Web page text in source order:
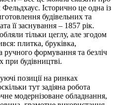
Фельдхаус. Історично це одна із
будівельних та
її заснування – 1857 рік.
тільки цеглу, але згодом
плитка, бруківка,
формування та безліч
при будівництві.
позиції на ринках
тут задіяна робота
модернізоване обладнання,